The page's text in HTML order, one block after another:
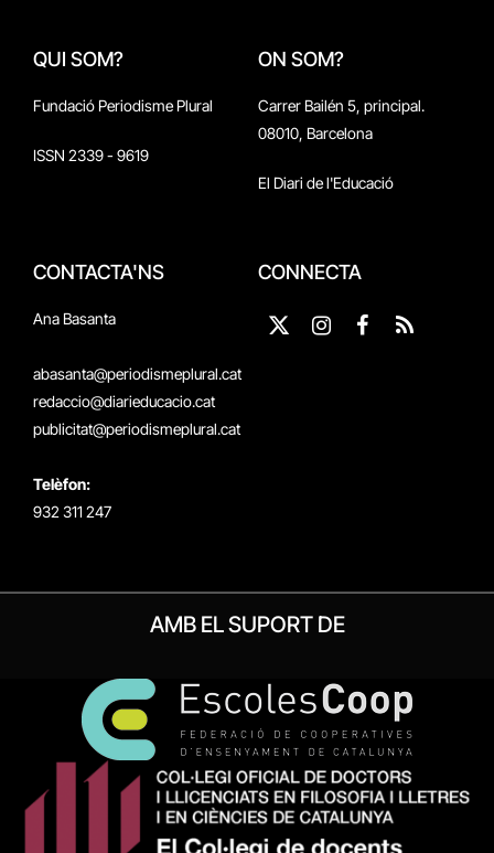
QUI SOM?
Fundació Periodisme Plural
ISSN 2339 - 9619
ON SOM?
Carrer Bailén 5, principal.
08010, Barcelona
El Diari de l'Educació
CONTACTA'NS
Ana Basanta
abasanta@periodismeplural.cat
redaccio@diarieducacio.cat
publicitat@periodismeplural.cat
Telèfon:
932 311 247
CONNECTA
X
Instagram
Facebook
RSS
AMB EL SUPORT DE